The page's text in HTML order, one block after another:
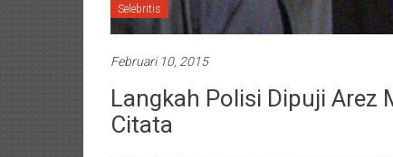
Selebritis
Februari 10, 2015
Langkah Polisi Dipuji Arez
Citata